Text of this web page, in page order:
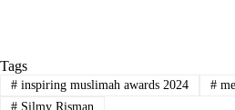
Tags
#inspiring muslimah awards 2024 #
#Silmy Risman